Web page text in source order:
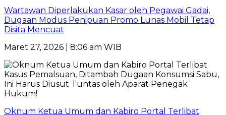
Wartawan Diperlakukan Kasar oleh Pegawai Gadai,
Dugaan Modus Penipuan Promo Lunas Mobil Tetap
Disita Mencuat
Maret 27, 2026 | 8:06 am WIB
Oknum Ketua Umum dan Kabiro Portal Terlibat